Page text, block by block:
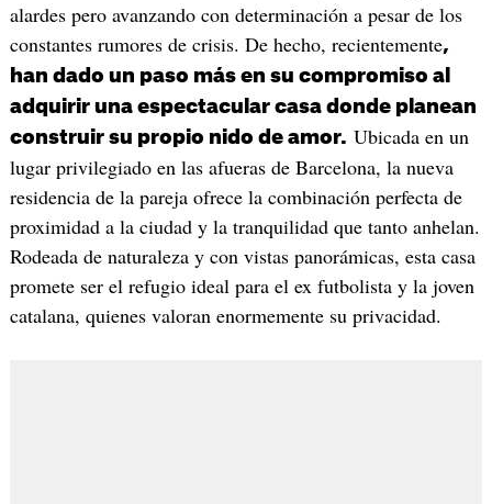
alardes pero avanzando con determinación a pesar de los
constantes rumores de crisis. De hecho, recientemente,
han dado un paso más en su compromiso al
adquirir una espectacular casa donde planean
construir su propio nido de amor. Ubicada en un
lugar privilegiado en las afueras de Barcelona, la nueva
residencia de la pareja ofrece la combinación perfecta de
proximidad a la ciudad y la tranquilidad que tanto anhelan.
Rodeada de naturaleza y con vistas panorámicas, esta casa
promete ser el refugio ideal para el ex futbolista y la joven
catalana, quienes valoran enormemente su privacidad.